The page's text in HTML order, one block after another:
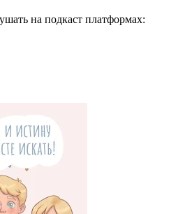
на подкаст платформах: